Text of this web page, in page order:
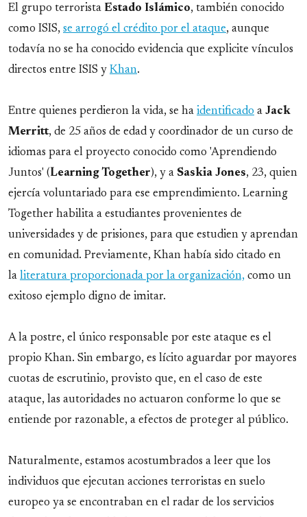
El grupo terrorista Estado Islámico, también conocido
como ISIS, se arrogó el crédito por el ataque, aunque
todavía no se ha conocido evidencia que explicite vínculos
directos entre ISIS y Khan.
Entre quienes perdieron la vida, se ha identificado a Jack
Merritt, de 25 años de edad y coordinador de un curso de
idiomas para el proyecto conocido como 'Aprendiendo
Juntos' (Learning Together), y a Saskia Jones, 23, quien
ejercía voluntariado para ese emprendimiento. Learning
Together habilita a estudiantes provenientes de
universidades y de prisiones, para que estudien y aprendan
en comunidad. Previamente, Khan había sido citado en
la literatura proporcionada por la organización, como un
exitoso ejemplo digno de imitar.
A la postre, el único responsable por este ataque es el
propio Khan. Sin embargo, es lícito aguardar por mayores
cuotas de escrutinio, provisto que, en el caso de este
ataque, las autoridades no actuaron conforme lo que se
entiende por razonable, a efectos de proteger al público.
Naturalmente, estamos acostumbrados a leer que los
individuos que ejecutan acciones terroristas en suelo
europeo ya se encontraban en el radar de los servicios